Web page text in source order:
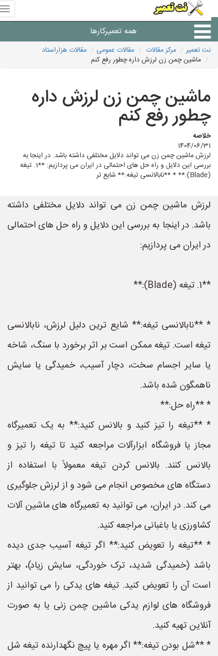
همه تعمیرکارها
شرکت های تعمیرات لوازم
نت تعمیر مرکز مقالات مقالات عمومی
مقالات هزاراستاد
ماشین چمن زن لرزش داره چطور رفع کنم
ماشین چمن زن لرزش داره
چطور رفع کنم
خلاصه
1404/06/31
لرزش ماشین چمن زن می تواند دلایل مختلفی داشته باشد. در اینجا به
بررسی این دلایل و راه حل های احتمالی در ایران می پردازیم: **1. تیغه
لرزش ماشین چمن زن می تواند دلایل مختلفی داشته
باشد. در اینجا به بررسی این دلایل و راه حل های احتمالی
در ایران می پردازیم:
**1. تیغه (Blade):**
* **نابالانسی تیغه:** شایع ترین دلیل لرزش، نابالانسی
تیغه است. تیغه ممکن است بر اثر برخورد با سنگ، شاخه
یا سایر اجسام سخت، دچار آسیب، خمیدگی یا سایش
ناهمگون شده باشد.
* **راه حل:**
* **تیغه را تیز کنید و بالانس کنید:** به یک تعمیرگاه
مجاز یا فروشگاه ابزارآلات مراجعه کنید تا تیغه را تیز و
بالانس کنند. بالانس کردن تیغه معمولاً با استفاده از
دستگاه های مخصوص انجام می شود و از لرزش جلوگیری
می کند. در ایران، می توانید به تعمیرگاه های ماشین آلات
کشاورزی یا باغبانی مراجعه کنید.
* **تیغه را تعویض کنید:** اگر تیغه آسیب جدی دیده
باشد (خمیدگی شدید، ترک خوردگی، سایش زیاد)، بهتر
است آن را تعویض کنید. تیغه های یدکی را می توانید از
فروشگاه های لوازم یدکی ماشین چمن زنی یا به صورت
آنلاین تهیه کنید.
* **شل بودن تیغه:** اگر مهره یا پیچ نگهدارنده تیغه شل